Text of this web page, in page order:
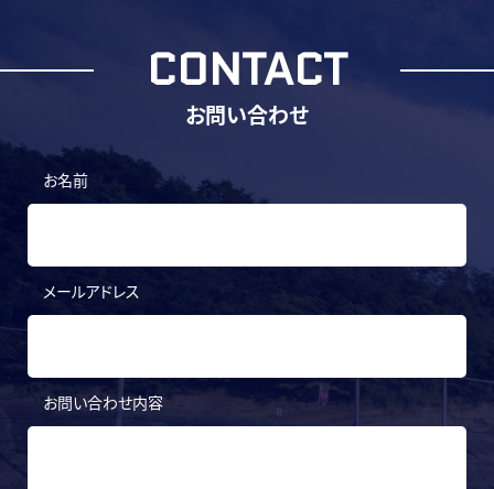
CONTACT
お問い合わせ
お名前
メールアドレス
お問い合わせ内容